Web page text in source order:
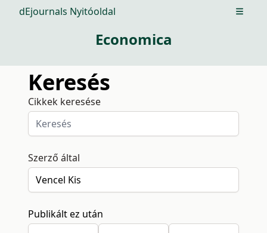
dEjournals Nyitóoldal Open
Economica
Keresés
Cikkek keresése
Szerző által
Publikált ez után